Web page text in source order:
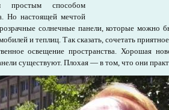
простым способом
Но настоящей мечтой
солнечные панели, которые можно
и теплиц. Так сказать, сочетать
освещение пространства. Хорошая
существуют. Плохая — в том, что они